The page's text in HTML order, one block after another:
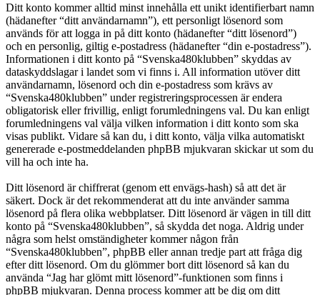
Ditt konto kommer alltid minst innehålla ett unikt identifierbart namn
(hädanefter “ditt användarnamn”), ett personligt lösenord som
används för att logga in på ditt konto (hädanefter “ditt lösenord”)
och en personlig, giltig e-postadress (hädanefter “din e-postadress”).
Informationen i ditt konto på “Svenska480klubben” skyddas av
dataskyddslagar i landet som vi finns i. All information utöver ditt
användarnamn, lösenord och din e-postadress som krävs av
“Svenska480klubben” under registreringsprocessen är endera
obligatorisk eller frivillig, enligt forumledningens val. Du kan enligt
forumledningens val välja vilken information i ditt konto som ska
visas publikt. Vidare så kan du, i ditt konto, välja vilka automatiskt
genererade e-postmeddelanden phpBB mjukvaran skickar ut som du
vill ha och inte ha.
Ditt lösenord är chiffrerat (genom ett envägs-hash) så att det är
säkert. Dock är det rekommenderat att du inte använder samma
lösenord på flera olika webbplatser. Ditt lösenord är vägen in till ditt
konto på “Svenska480klubben”, så skydda det noga. Aldrig under
några som helst omständigheter kommer någon från
“Svenska480klubben”, phpBB eller annan tredje part att fråga dig
efter ditt lösenord. Om du glömmer bort ditt lösenord så kan du
använda “Jag har glömt mitt lösenord”-funktionen som finns i
phpBB mjukvaran. Denna process kommer att be dig om ditt